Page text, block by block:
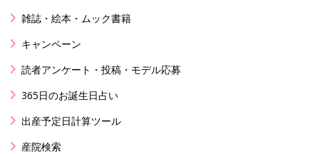
雑誌・絵本・ムック書籍
キャンペーン
読者アンケート・投稿・モデル応募
365日のお誕生日占い
出産予定日計算ツール
産院検索